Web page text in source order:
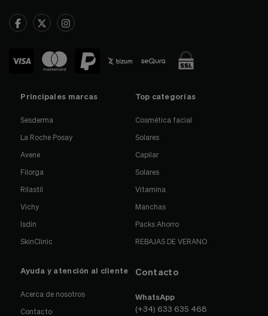
Principales marcas
Sesderma
La Roche Posay
Avene
Filorga
Rilastil
Vichy
Isdin
SkinClinic
Top categorías
Cosmética facial
Solares
Capilar
Solares
Vitamina
Manchas
Packs Ahorro
REBAJAS DE VERANO
Ayuda y atención al cliente
Acerca de nosotros
Contacto
Contacto
WhatsApp
(+34) 633 635 468